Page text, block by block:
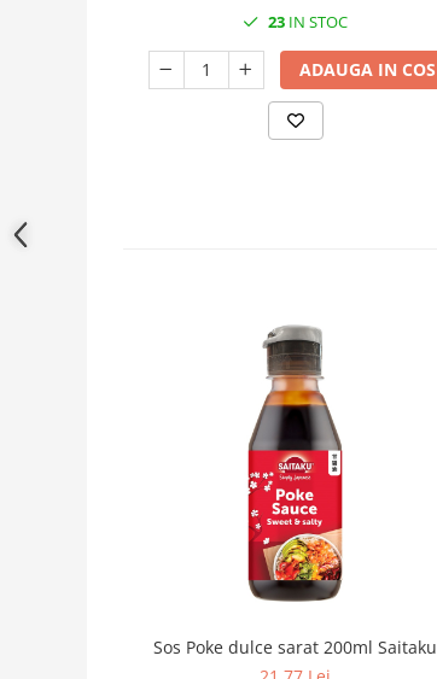
23 IN STOC
ADAUGA IN COS
Sos Poke dulce sarat 200ml Saitaku